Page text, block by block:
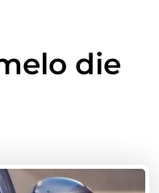
die